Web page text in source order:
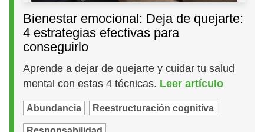
Bienestar emocional: Deja de quejarte:
4 estrategias efectivas para
conseguirlo
Aprende a dejar de quejarte y cuidar tu salud
mental con estas 4 técnicas. Leer artículo
Abundancia Reestructuración cognitiva